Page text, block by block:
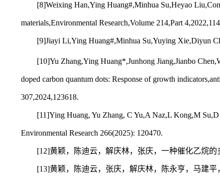
[8]Weixing Han,Ying Huang#,Minhua Su,Heyao
materials,Environmental Research,Volume 214,Part
[9]Jiayi Li,Ying Huang#,Minhua Su,Yuying Xie,Diyun
[10]Yu Zhang,Ying Huang*,Junhong Jiang,Jianbo
doped carbon quantum dots: Response of growth
307,2024,123618.
[11]Ying Huang, Yu Zhang, C Yu,A Naz,L Kong,M
Environmental Research 266(2025): 120470.
[12]黄颖，陈迪云，解庆林，张庆，一种催化乙烷的
[13]黄颖，陈迪云，张庆，解庆林，陈永亨，马建平